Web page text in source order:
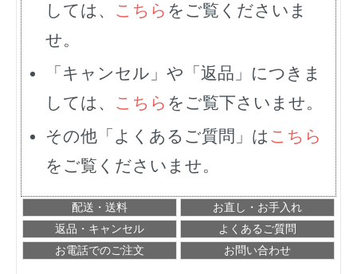
しては、 こちら をご覧くださいま
せ。
「キャンセル」や「返品」につきま
しては、 こちら をご覧下さいませ。
その他「よくあるご質問」は こちら
をご覧くださいませ。
配送・送料
お直し・お手入れ
返品・キャンセル
よくあるご質問
お電話でのご注文
お問い合わせ